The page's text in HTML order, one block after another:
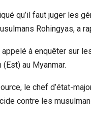
qu’il faut juger les
Rohingyas, a
appelé à enquêter sur
au Myanmar.
le chef d’état-
contre les
À Bruxelles : Quand Un
Les Fractures…